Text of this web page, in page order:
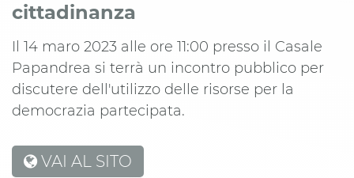
cittadinanza
Il 14 maro 2023 alle ore 11:00 presso il Casale
Papandrea si terrà un incontro pubblico per
discutere dell'utilizzo delle risorse per la
democrazia partecipata.
VAI AL SITO